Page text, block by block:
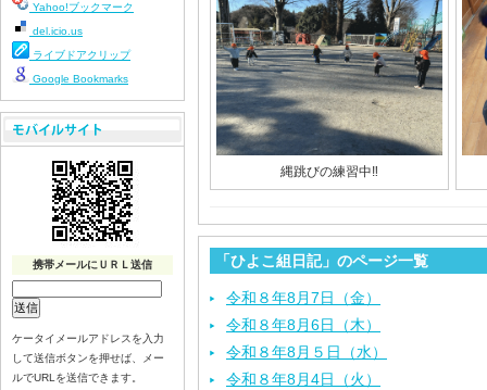
縄跳びの練習中‼️
「ひよこ組日記」のページ一覧
令和８年8月7日（金）
令和８年8月6日（木）
令和８年8月５日（水）
令和８年8月4日（火）
Yahoo!ブックマーク
del.icio.us
ライブドアクリップ
Google Bookmarks
携帯メールにＵＲＬ送信
ケータイメールアドレスを入力
して送信ボタンを押せば、メー
ルでURLを送信できます。